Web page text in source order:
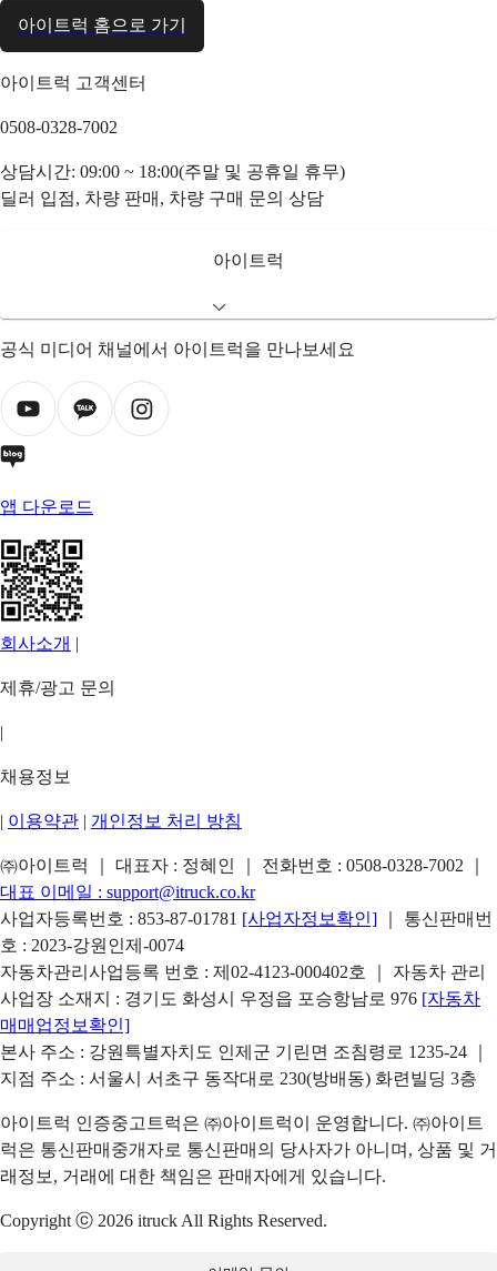
아이트럭 홈으로 가기
아이트럭 고객센터
0508-0328-7002
상담시간: 09:00 ~ 18:00(주말 및 공휴일 휴무)
딜러 입점, 차량 판매, 차량 구매 문의 상담
아이트럭
공식 미디어 채널에서 아이트럭을 만나보세요
앱 다운로드
회사소개 |
제휴/광고 문의
|
채용정보
| 이용약관 | 개인정보 처리 방침
㈜아이트럭 ｜ 대표자 : 정혜인 ｜ 전화번호 : 0508-0328-7002
대표 이메일 : support@itruck.co.kr
사업자등록번호 : 853-87-01781 [사업자정보확인]
｜ 통신판매번
호 : 2023-강원인제-0074
자동차관리사업등록 번호 : 제02-4123-000402호 ｜ 자동차 관리
사업장 소재지 : 경기도 화성시 우정읍 포승항남로 976 [자동차
매매업정보확인]
본사 주소 : 강원특별자치도 인제군 기린면 조침령로 1235-24 ｜
지점 주소 : 서울시 서초구 동작대로 230(방배동) 화련빌딩 3층
아이트럭 인증중고트럭은 ㈜아이트럭이 운영합니다. ㈜아이트
럭은 통신판매중개자로 통신판매의 당사자가 아니며, 상품 및 거
래정보, 거래에 대한 책임은 판매자에게 있습니다.
Copyright ⓒ 2026 itruck All Rights Reserved.